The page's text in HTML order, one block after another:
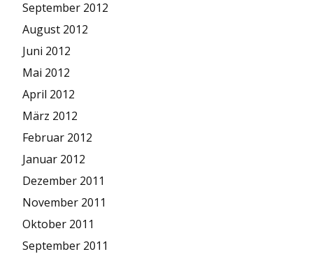
September 2012
August 2012
Juni 2012
Mai 2012
April 2012
März 2012
Februar 2012
Januar 2012
Dezember 2011
November 2011
Oktober 2011
September 2011